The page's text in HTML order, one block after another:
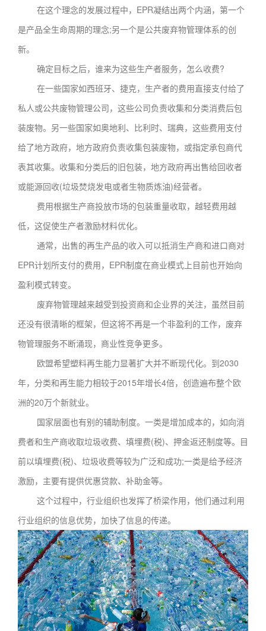
在这个理念的发展过程中，EPR凝结出两个内涵，第一个
是产品全生命周期的理念;另一个是公共废弃物管理体系的创
新。
确定目标之后，谁来为这些生产者服务，怎么收费?
在一些国家如西班牙、捷克，生产者的费用直接支付给了
私人或公共废物管理公司，这些公司负责收集和分类消费后包
装废物。另一些国家如奥地利、比利时、瑞典，这些费用支付
给了地方政府，地方政府负责收集包装废物，或指定承包商代
表其收集。收集和分类后的旧包装，地方政府再出售给回收者
或能源回收(垃圾焚烧发电或者生物质炼油)经营者。
费用根据生产商投放市场的包装重量收取，越轻费用越
低，这促使生产者激励材料优化。
通常，出售的再生产品的收入可以抵消生产商和进口商对
EPR计划所支付的费用，EPR制度在商业模式上目前也开始向
盈利模式转变。
废弃物管理越来越受到投资商和企业界的关注，虽然目前
还没有很清晰的框架，但这将不再是一个非盈利的工作，废弃
物管理服务不断涌现，商业性竞争更多。
欧盟希望塑料再生能力显著扩大并不断现代化。到2030
年，分类和再生能力相较于2015年增长4倍，创造遍布整个欧
洲的20万个新就业。
国家层面也有别的辅助制度。一类是增加成本的，如向消
费者和生产商收取垃圾收费、填埋费(税)、押金返还制度等。目
前以填埋费(税)、垃圾收费等较为广泛和成功;一类是给予经济
激励，主要有提供优惠贷款、补助金等。
这个过程中，行业组织也发挥了桥梁作用，他们通过利用
行业组织的信息优势，加快了信息的传递。